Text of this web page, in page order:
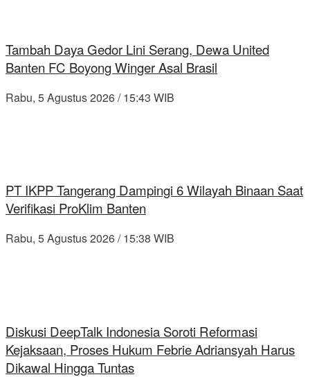
Tambah Daya Gedor Lini Serang, Dewa United
Banten FC Boyong Winger Asal Brasil
Rabu, 5 Agustus 2026 / 15:43 WIB
PT IKPP Tangerang Dampingi 6 Wilayah Binaan Saat
Verifikasi ProKlim Banten
Rabu, 5 Agustus 2026 / 15:38 WIB
Diskusi DeepTalk Indonesia Soroti Reformasi
Kejaksaan, Proses Hukum Febrie Adriansyah Harus
Dikawal Hingga Tuntas